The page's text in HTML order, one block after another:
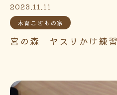
2023.11.11
木育こどもの家
宮の森 ヤスリかけ練習